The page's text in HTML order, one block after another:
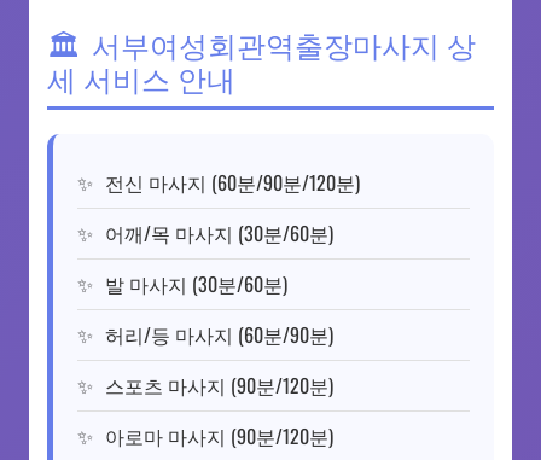
서부여성회관역출장마사지 상
세 서비스 안내
전신 마사지 (60분/90분/120분)
어깨/목 마사지 (30분/60분)
발 마사지 (30분/60분)
허리/등 마사지 (60분/90분)
스포츠 마사지 (90분/120분)
아로마 마사지 (90분/120분)